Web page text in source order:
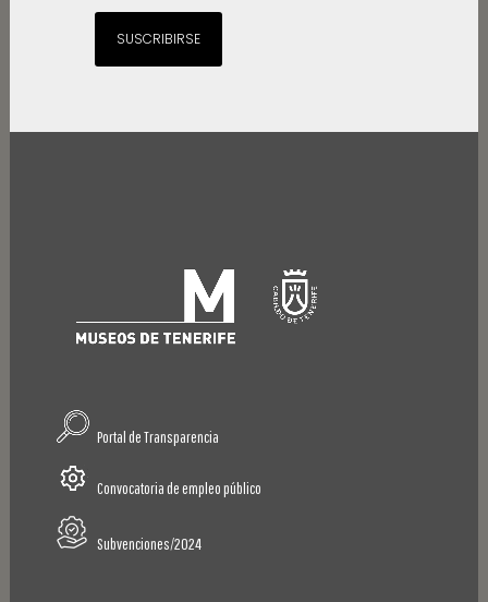
SUSCRIBIRSE
Portal de Transparencia
Convocatoria de empleo público
Subvenciones/2024